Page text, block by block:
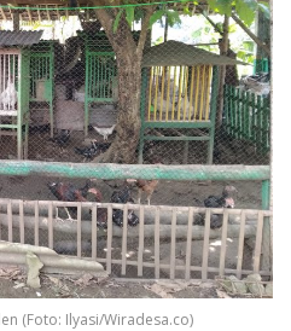
(Foto: Ilyasi/Wiradesa.co)